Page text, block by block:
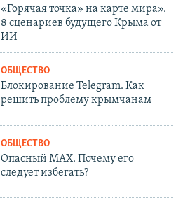
«Горячая точка» на карте мира».
8 сценариев будущего Крыма от
ИИ
ОБЩЕСТВО
Блокирование Telegram. Как
решить проблему крымчанам
ОБЩЕСТВО
Опасный MAX. Почему его
следует избегать?